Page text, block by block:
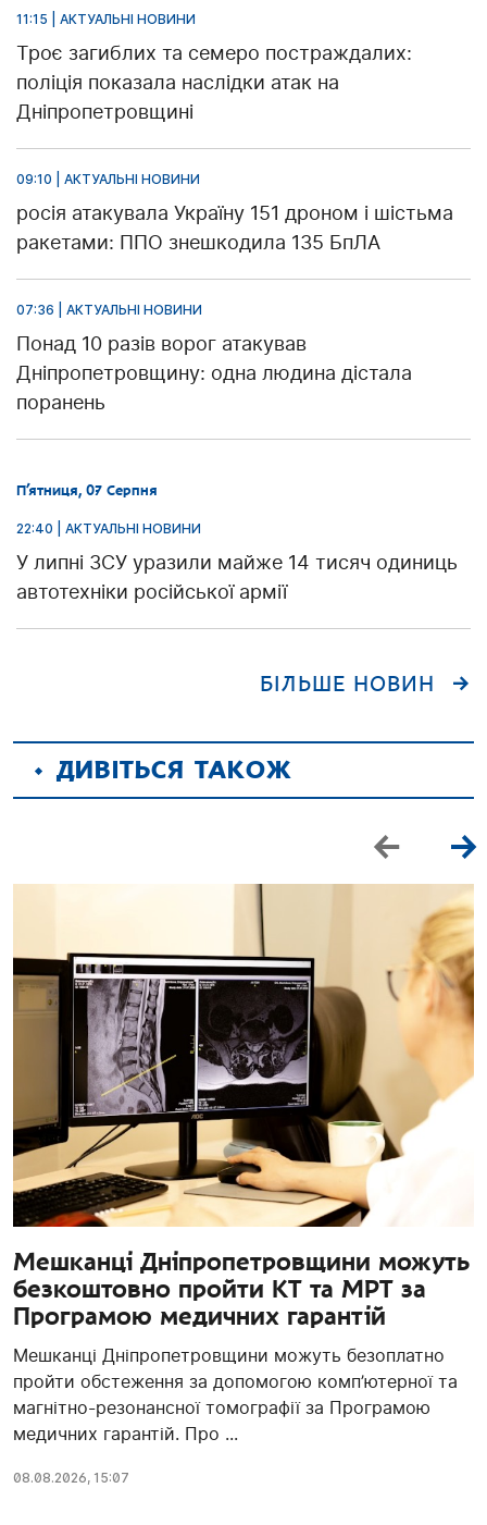
11:15 | АКТУАЛЬНІ НОВИНИ
Троє загиблих та семеро постраждалих:
поліція показала наслідки атак на
Дніпропетровщині
09:10 | АКТУАЛЬНІ НОВИНИ
росія атакувала Україну 151 дроном і шістьма
ракетами: ППО знешкодила 135 БпЛА
07:36 | АКТУАЛЬНІ НОВИНИ
Понад 10 разів ворог атакував
Дніпропетровщину: одна людина дістала
поранень
П’ятниця, 07 Серпня
22:40 | АКТУАЛЬНІ НОВИНИ
У липні ЗСУ уразили майже 14 тисяч одиниць
автотехніки російської армії
БІЛЬШЕ НОВИН
ДИВІТЬСЯ ТАКОЖ
Мешканці Дніпропетровщини можуть
безкоштовно пройти КТ та МРТ за
Програмою медичних гарантій
Мешканці Дніпропетровщини можуть безоплатно
пройти обстеження за допомогою комп’ютерної та
магнітно-резонансної томографії за Програмою
медичних гарантій. Про ...
08.08.2026, 15:07